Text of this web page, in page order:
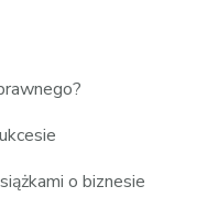
o biznesie